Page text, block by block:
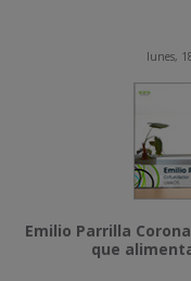
lunes,
Emilio Parrilla
que